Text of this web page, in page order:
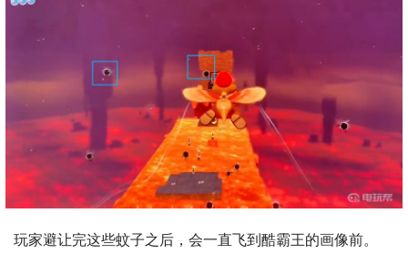
玩家避让完这些蚊子之后，会一直飞到酷霸王的画像前。